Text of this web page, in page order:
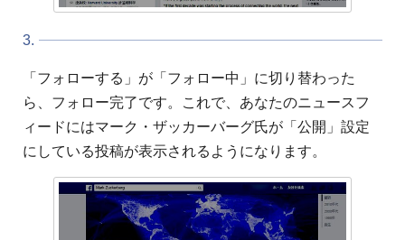
3.
「フォローする」が「フォロー中」に切り替わった
ら、フォロー完了です。これで、あなたのニュースフ
ィードにはマーク・ザッカーバーグ氏が「公開」設定
にしている投稿が表示されるようになります。